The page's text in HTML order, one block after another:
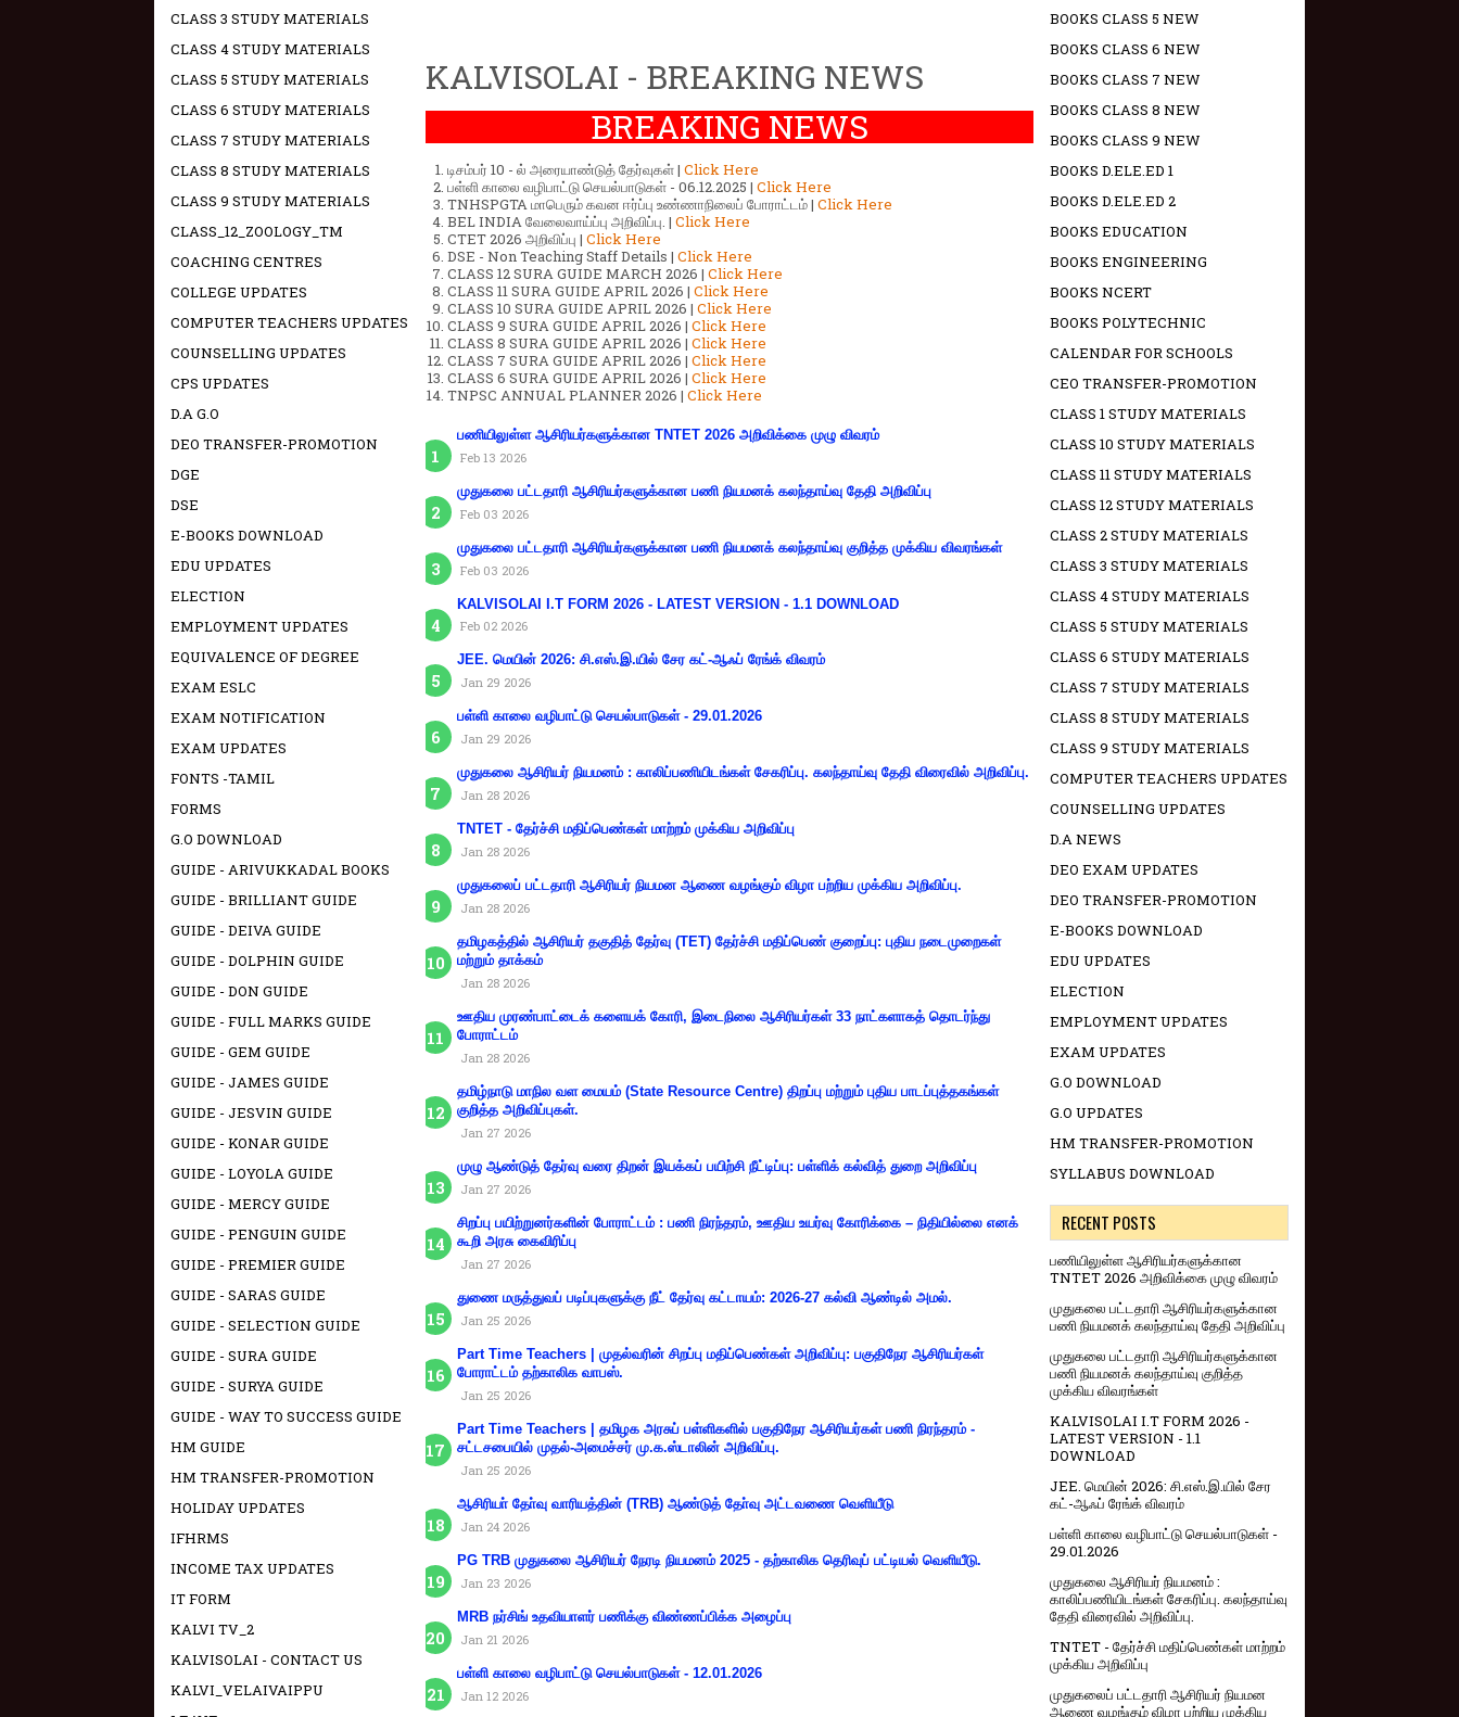
KALVISOLAI - BREAKING NEWS
BREAKING NEWS
டிசம்பர் 10 - ல் அரையாண்டுத் தேர்வுகள் | Click Here
பள்ளி காலை வழிபாட்டு செயல்பாடுகள் - 06.12.2025 | Click Here
TNHSPGTA மாபெரும் கவன ஈர்ப்பு உண்ணாநிலைப் போராட்டம் | Click Here
BEL INDIA வேலைவாய்ப்பு அறிவிப்பு. | Click Here
CTET 2026 அறிவிப்பு | Click Here
DSE - Non Teaching Staff Details | Click Here
CLASS 12 SURA GUIDE MARCH 2026 | Click Here
CLASS 11 SURA GUIDE APRIL 2026 | Click Here
CLASS 10 SURA GUIDE APRIL 2026 | Click Here
CLASS 9 SURA GUIDE APRIL 2026 | Click Here
CLASS 8 SURA GUIDE APRIL 2026 | Click Here
CLASS 7 SURA GUIDE APRIL 2026 | Click Here
CLASS 6 SURA GUIDE APRIL 2026 | Click Here
TNPSC ANNUAL PLANNER 2026 | Click Here
பணியிலுள்ள ஆசிரியர்களுக்கான TNTET 2026 அறிவிக்கை முழு விவரம்
Feb 13 2026
முதுகலை பட்டதாரி ஆசிரியர்களுக்கான பணி நியமனக் கலந்தாய்வு தேதி அறிவிப்பு
Feb 03 2026
முதுகலை பட்டதாரி ஆசிரியர்களுக்கான பணி நியமனக் கலந்தாய்வு குறித்த முக்கிய விவரங்கள்
Feb 03 2026
KALVISOLAI I.T FORM 2026 - LATEST VERSION - 1.1 DOWNLOAD
Feb 02 2026
JEE. மெயின் 2026: சி.எஸ்.இ.யில் சேர கட்-ஆஃப் ரேங்க் விவரம்
Jan 29 2026
பள்ளி காலை வழிபாட்டு செயல்பாடுகள் - 29.01.2026
Jan 29 2026
முதுகலை ஆசிரியர் நியமனம் : காலிப்பணியிடங்கள் சேகரிப்பு. கலந்தாய்வு தேதி விரைவில் அறிவிப்பு.
Jan 28 2026
TNTET - தேர்ச்சி மதிப்பெண்கள் மாற்றம் முக்கிய அறிவிப்பு
Jan 28 2026
முதுகலைப் பட்டதாரி ஆசிரியர் நியமன ஆணை வழங்கும் விழா பற்றிய முக்கிய அறிவிப்பு.
Jan 28 2026
தமிழகத்தில் ஆசிரியர் தகுதித் தேர்வு (TET) தேர்ச்சி மதிப்பெண் குறைப்பு: புதிய நடைமுறைகள்
மற்றும் தாக்கம்
Jan 28 2026
ஊதிய முரண்பாட்டைக் களையக் கோரி, இடைநிலை ஆசிரியர்கள் 33 நாட்களாகத் தொடர்ந்து
போராட்டம்
Jan 28 2026
தமிழ்நாடு மாநில வள மையம் (State Resource Centre) திறப்பு மற்றும் புதிய பாடப்புத்தகங்கள்
குறித்த அறிவிப்புகள்.
Jan 27 2026
முழு ஆண்டுத் தேர்வு வரை திறன் இயக்கப் பயிற்சி நீட்டிப்பு: பள்ளிக் கல்வித் துறை அறிவிப்பு
Jan 27 2026
சிறப்பு பயிற்றுனர்களின் போராட்டம் : பணி நிரந்தரம், ஊதிய உயர்வு கோரிக்கை – நிதியில்லை எனக்
கூறி அரசு கைவிரிப்பு
Jan 27 2026
துணை மருத்துவப் படிப்புகளுக்கு நீட் தேர்வு கட்டாயம்: 2026-27 கல்வி ஆண்டில் அமல்.
Jan 25 2026
Part Time Teachers | முதல்வரின் சிறப்பு மதிப்பெண்கள் அறிவிப்பு: பகுதிநேர ஆசிரியர்கள்
போராட்டம் தற்காலிக வாபஸ்.
Jan 25 2026
Part Time Teachers | தமிழக அரசுப் பள்ளிகளில் பகுதிநேர ஆசிரியர்கள் பணி நிரந்தரம் -
சட்டசபையில் முதல்-அமைச்சர் மு.க.ஸ்டாலின் அறிவிப்பு.
Jan 25 2026
ஆசிரியா் தோ்வு வாரியத்தின் (TRB) ஆண்டுத் தோ்வு அட்டவணை வெளியீடு
Jan 24 2026
PG TRB முதுகலை ஆசிரியர் நேரடி நியமனம் 2025 - தற்காலிக தெரிவுப் பட்டியல் வெளியீடு.
Jan 23 2026
MRB நர்சிங் உதவியாளர் பணிக்கு விண்ணப்பிக்க அழைப்பு
Jan 21 2026
பள்ளி காலை வழிபாட்டு செயல்பாடுகள் - 12.01.2026
Jan 12 2026
CLASS 3 STUDY MATERIALS
CLASS 4 STUDY MATERIALS
CLASS 5 STUDY MATERIALS
CLASS 6 STUDY MATERIALS
CLASS 7 STUDY MATERIALS
CLASS 8 STUDY MATERIALS
CLASS 9 STUDY MATERIALS
CLASS_12_ZOOLOGY_TM
COACHING CENTRES
COLLEGE UPDATES
COMPUTER TEACHERS UPDATES
COUNSELLING UPDATES
CPS UPDATES
D.A G.O
DEO TRANSFER-PROMOTION
DGE
DSE
E-BOOKS DOWNLOAD
EDU UPDATES
ELECTION
EMPLOYMENT UPDATES
EQUIVALENCE OF DEGREE
EXAM ESLC
EXAM NOTIFICATION
EXAM UPDATES
FONTS -TAMIL
FORMS
G.O DOWNLOAD
GUIDE - ARIVUKKADAL BOOKS
GUIDE - BRILLIANT GUIDE
GUIDE - DEIVA GUIDE
GUIDE - DOLPHIN GUIDE
GUIDE - DON GUIDE
GUIDE - FULL MARKS GUIDE
GUIDE - GEM GUIDE
GUIDE - JAMES GUIDE
GUIDE - JESVIN GUIDE
GUIDE - KONAR GUIDE
GUIDE - LOYOLA GUIDE
GUIDE - MERCY GUIDE
GUIDE - PENGUIN GUIDE
GUIDE - PREMIER GUIDE
GUIDE - SARAS GUIDE
GUIDE - SELECTION GUIDE
GUIDE - SURA GUIDE
GUIDE - SURYA GUIDE
GUIDE - WAY TO SUCCESS GUIDE
HM GUIDE
HM TRANSFER-PROMOTION
HOLIDAY UPDATES
IFHRMS
INCOME TAX UPDATES
IT FORM
KALVI TV_2
KALVISOLAI - CONTACT US
KALVI_VELAIVAIPPU
BOOKS CLASS 5 NEW
BOOKS CLASS 6 NEW
BOOKS CLASS 7 NEW
BOOKS CLASS 8 NEW
BOOKS CLASS 9 NEW
BOOKS D.ELE.ED 1
BOOKS D.ELE.ED 2
BOOKS EDUCATION
BOOKS ENGINEERING
BOOKS NCERT
BOOKS POLYTECHNIC
CALENDAR FOR SCHOOLS
CEO TRANSFER-PROMOTION
CLASS 1 STUDY MATERIALS
CLASS 10 STUDY MATERIALS
CLASS 11 STUDY MATERIALS
CLASS 12 STUDY MATERIALS
CLASS 2 STUDY MATERIALS
CLASS 3 STUDY MATERIALS
CLASS 4 STUDY MATERIALS
CLASS 5 STUDY MATERIALS
CLASS 6 STUDY MATERIALS
CLASS 7 STUDY MATERIALS
CLASS 8 STUDY MATERIALS
CLASS 9 STUDY MATERIALS
COMPUTER TEACHERS UPDATES
COUNSELLING UPDATES
D.A NEWS
DEO EXAM UPDATES
DEO TRANSFER-PROMOTION
E-BOOKS DOWNLOAD
EDU UPDATES
ELECTION
EMPLOYMENT UPDATES
EXAM UPDATES
G.O DOWNLOAD
G.O UPDATES
HM TRANSFER-PROMOTION
SYLLABUS DOWNLOAD
RECENT POSTS
பணியிலுள்ள ஆசிரியர்களுக்கான
TNTET 2026 அறிவிக்கை முழு விவரம்
முதுகலை பட்டதாரி ஆசிரியர்களுக்கான
பணி நியமனக் கலந்தாய்வு தேதி அறிவிப்பு
முதுகலை பட்டதாரி ஆசிரியர்களுக்கான
பணி நியமனக் கலந்தாய்வு குறித்த
முக்கிய விவரங்கள்
KALVISOLAI I.T FORM 2026 -
LATEST VERSION - 1.1
DOWNLOAD
JEE. மெயின் 2026: சி.எஸ்.இ.யில் சேர
கட்-ஆஃப் ரேங்க் விவரம்
பள்ளி காலை வழிபாட்டு செயல்பாடுகள் -
29.01.2026
முதுகலை ஆசிரியர் நியமனம் :
காலிப்பணியிடங்கள் சேகரிப்பு. கலந்தாய்வு
தேதி விரைவில் அறிவிப்பு.
TNTET - தேர்ச்சி மதிப்பெண்கள் மாற்றம்
முக்கிய அறிவிப்பு
முதுகலைப் பட்டதாரி ஆசிரியர் நியமன
ஆணை வழங்கும் விழா பற்றிய முக்கிய